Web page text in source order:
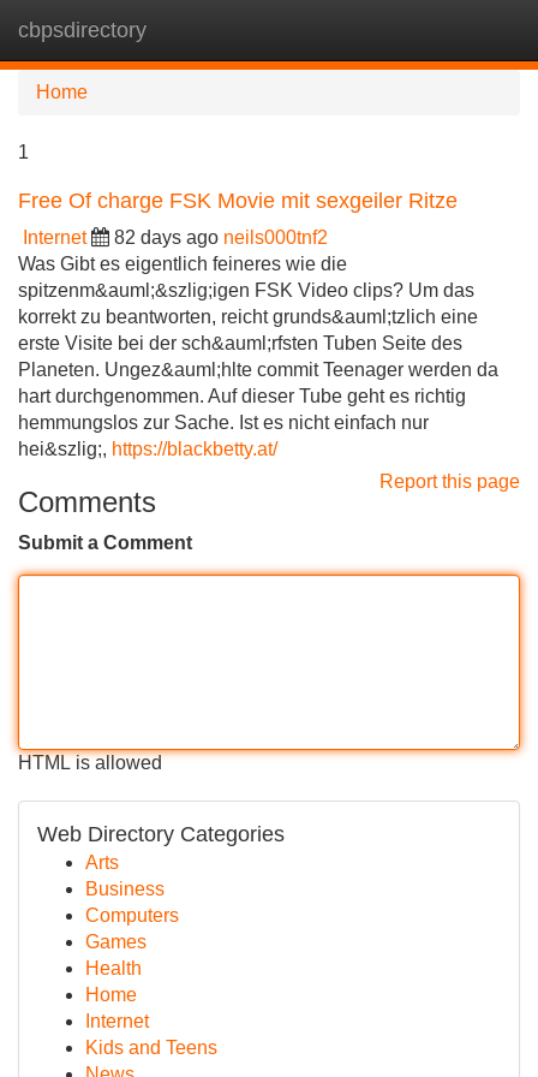
cbpsdirectory
Home
1
Free Of charge FSK Movie mit sexgeiler Ritze
Internet 82 days ago neils000tnf2
Was Gibt es eigentlich feineres wie die
spitzenm&auml;&szlig;igen FSK Video clips? Um das
korrekt zu beantworten, reicht grunds&auml;tzlich eine
erste Visite bei der sch&auml;rfsten Tuben Seite des
Planeten. Ungez&auml;hlte commit Teenager werden da
hart durchgenommen. Auf dieser Tube geht es richtig
hemmungslos zur Sache. Ist es nicht einfach nur
hei&szlig;, https://blackbetty.at/
Report this page
Comments
Submit a Comment
HTML is allowed
Web Directory Categories
Arts
Business
Computers
Games
Health
Home
Internet
Kids and Teens